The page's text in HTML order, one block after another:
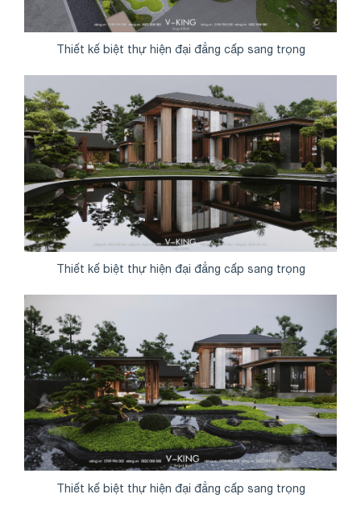
Thiết kế biệt thự hiện đại đẳng cấp sang trọng
Thiết kế biệt thự hiện đại đẳng cấp sang trọng
Thiết kế biệt thự hiện đại đẳng cấp sang trọng